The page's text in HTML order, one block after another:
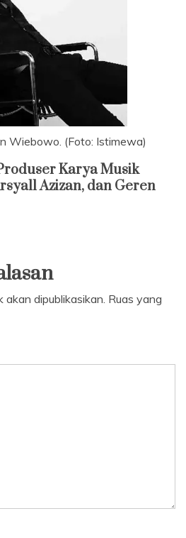
Wiebowo. (Foto: Istimewa)
Karya Musik
Azizan, dan Geren
dipublikasikan. Ruas yang